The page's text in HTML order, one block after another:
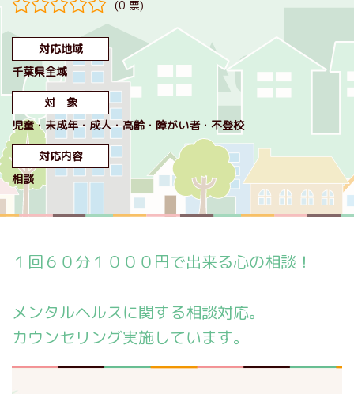
(0 票)
対応地域
千葉県全域
対 象
児童
未成年 成人 高齢 障がい者 不登校
対応内容
相談
１回６０分１０００円で出来る心の相談！
メンタルヘルスに関する相談対応。
カウンセリング実施しています。